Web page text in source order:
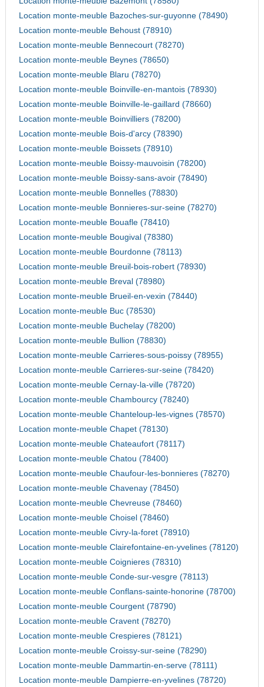
Location monte-meuble Bazoches-sur-guyonne (78490)
Location monte-meuble Behoust (78910)
Location monte-meuble Bennecourt (78270)
Location monte-meuble Beynes (78650)
Location monte-meuble Blaru (78270)
Location monte-meuble Boinville-en-mantois (78930)
Location monte-meuble Boinville-le-gaillard (78660)
Location monte-meuble Boinvilliers (78200)
Location monte-meuble Bois-d'arcy (78390)
Location monte-meuble Boissets (78910)
Location monte-meuble Boissy-mauvoisin (78200)
Location monte-meuble Boissy-sans-avoir (78490)
Location monte-meuble Bonnelles (78830)
Location monte-meuble Bonnieres-sur-seine (78270)
Location monte-meuble Bouafle (78410)
Location monte-meuble Bougival (78380)
Location monte-meuble Bourdonne (78113)
Location monte-meuble Breuil-bois-robert (78930)
Location monte-meuble Breval (78980)
Location monte-meuble Brueil-en-vexin (78440)
Location monte-meuble Buc (78530)
Location monte-meuble Buchelay (78200)
Location monte-meuble Bullion (78830)
Location monte-meuble Carrieres-sous-poissy (78955)
Location monte-meuble Carrieres-sur-seine (78420)
Location monte-meuble Cernay-la-ville (78720)
Location monte-meuble Chambourcy (78240)
Location monte-meuble Chanteloup-les-vignes (78570)
Location monte-meuble Chapet (78130)
Location monte-meuble Chateaufort (78117)
Location monte-meuble Chatou (78400)
Location monte-meuble Chaufour-les-bonnieres (78270)
Location monte-meuble Chavenay (78450)
Location monte-meuble Chevreuse (78460)
Location monte-meuble Choisel (78460)
Location monte-meuble Civry-la-foret (78910)
Location monte-meuble Clairefontaine-en-yvelines (78120)
Location monte-meuble Coignieres (78310)
Location monte-meuble Conde-sur-vesgre (78113)
Location monte-meuble Conflans-sainte-honorine (78700)
Location monte-meuble Courgent (78790)
Location monte-meuble Cravent (78270)
Location monte-meuble Crespieres (78121)
Location monte-meuble Croissy-sur-seine (78290)
Location monte-meuble Dammartin-en-serve (78111)
Location monte-meuble Dampierre-en-yvelines (78720)